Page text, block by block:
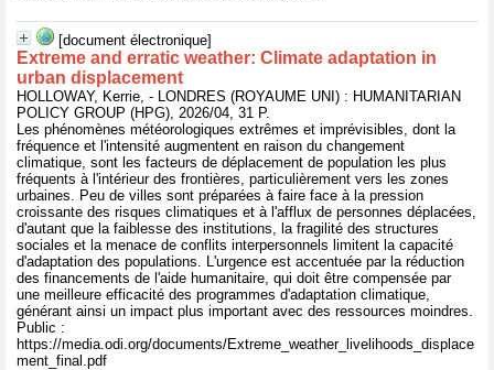
[document électronique]
Extreme and erratic weather: Climate adaptation in
urban displacement
HOLLOWAY, Kerrie, - LONDRES (ROYAUME UNI) : HUMANITARIAN
POLICY GROUP (HPG), 2026/04, 31 P.
Les phénomènes météorologiques extrêmes et imprévisibles, dont la
fréquence et l'intensité augmentent en raison du changement
climatique, sont les facteurs de déplacement de population les plus
fréquents à l'intérieur des frontières, particulièrement vers les zones
urbaines. Peu de villes sont préparées à faire face à la pression
croissante des risques climatiques et à l'afflux de personnes déplacées,
d'autant que la faiblesse des institutions, la fragilité des structures
sociales et la menace de conflits interpersonnels limitent la capacité
d'adaptation des populations. L'urgence est accentuée par la réduction
des financements de l'aide humanitaire, qui doit être compensée par
une meilleure efficacité des programmes d'adaptation climatique,
générant ainsi un impact plus important avec des ressources moindres.
Public :
https://media.odi.org/documents/Extreme_weather_livelihoods_displace
ment_final.pdf